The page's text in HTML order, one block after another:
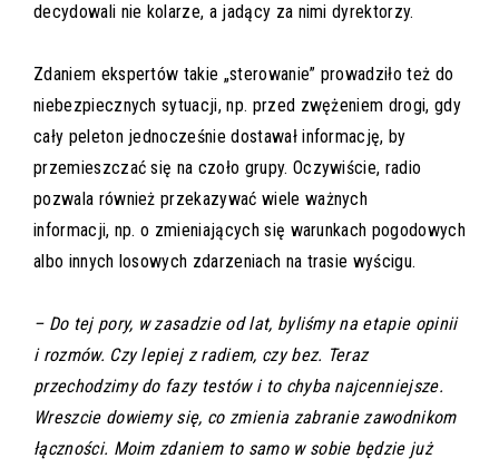
decydowali nie kolarze, a jadący za nimi dyrektorzy.
Zdaniem ekspertów takie „sterowanie” prowadziło też do
niebezpiecznych sytuacji, np. przed zwężeniem drogi, gdy
cały peleton jednocześnie dostawał informację, by
przemieszczać się na czoło grupy. Oczywiście, radio
pozwala również przekazywać wiele ważnych
informacji, np. o zmieniających się warunkach pogodowych
albo innych losowych zdarzeniach na trasie wyścigu.
– Do tej pory, w zasadzie od lat, byliśmy na etapie opinii
i rozmów. Czy lepiej z radiem, czy bez. Teraz
przechodzimy do fazy testów i to chyba najcenniejsze.
Wreszcie dowiemy się, co zmienia zabranie zawodnikom
łączności. Moim zdaniem to samo w sobie będzie już